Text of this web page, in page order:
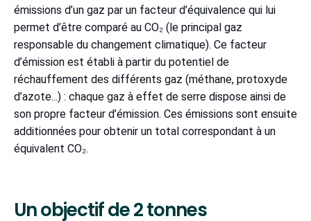
émissions d’un gaz par un facteur d’équivalence qui lui
permet d’être comparé au CO₂ (le principal gaz
responsable du changement climatique). Ce facteur
d’émission est établi à partir du potentiel de
réchauffement des différents gaz (méthane, protoxyde
d’azote...) : chaque gaz à effet de serre dispose ainsi de
son propre facteur d’émission. Ces émissions sont ensuite
additionnées pour obtenir un total correspondant à un
équivalent CO₂.
Un objectif de 2 tonnes